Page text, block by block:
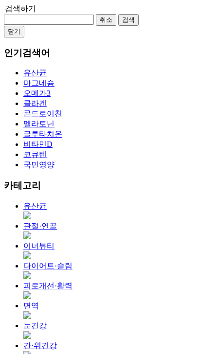
검색하기
취소
검색
닫기
인기검색어
유산균
마그네슘
오메가3
콜라겐
콘드로이친
멜라토닌
글루타치온
비타민D
코큐텐
국민영양
카테고리
유산균
관절·연골
이너뷰티
다이어트·슬림
피로개선·활력
면역
눈건강
간·위건강